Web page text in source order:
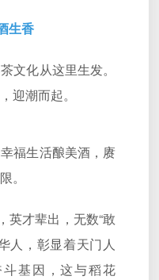
生香
文化从这里生发。
迎潮而起。
福生活酿美酒，赓
。
英才辈出，无数“敢
人，彰显着天门人
基因，这与稻花